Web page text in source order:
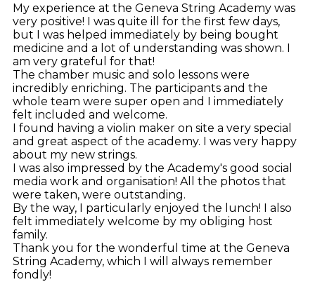
My experience at the Geneva String Academy was
very positive! I was quite ill for the first few days,
but I was helped immediately by being bought
medicine and a lot of understanding was shown. I
am very grateful for that!
The chamber music and solo lessons were
incredibly enriching. The participants and the
whole team were super open and I immediately
felt included and welcome.
I found having a violin maker on site a very special
and great aspect of the academy. I was very happy
about my new strings.
I was also impressed by the Academy's good social
media work and organisation! All the photos that
were taken, were outstanding.
By the way, I particularly enjoyed the lunch! I also
felt immediately welcome by my obliging host
family.
Thank you for the wonderful time at the Geneva
String Academy, which I will always remember
fondly!